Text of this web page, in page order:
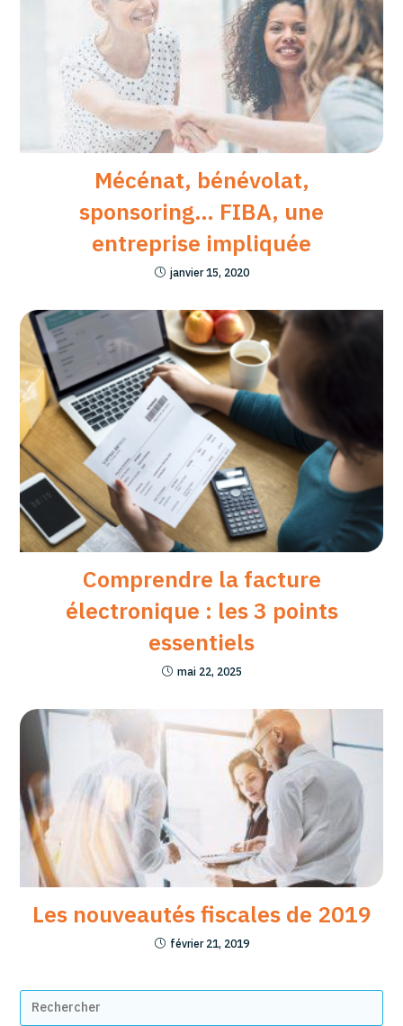
Mécénat, bénévolat,
sponsoring… FIBA, une
entreprise impliquée
janvier 15, 2020
Comprendre la facture
électronique : les 3 points
essentiels
mai 22, 2025
Les nouveautés fiscales de 2019
février 21, 2019